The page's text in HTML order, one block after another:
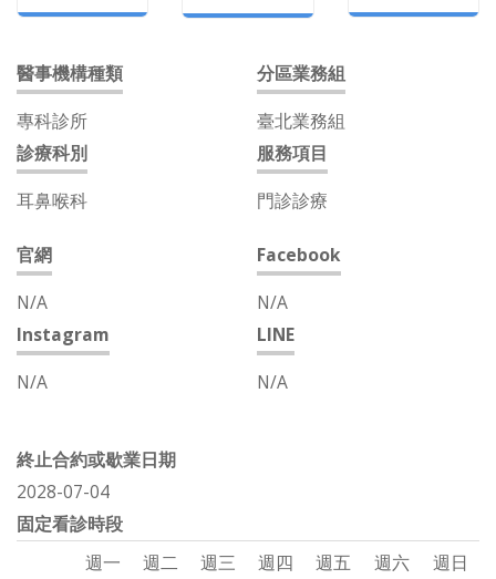
醫事機構種類
專科診所
分區業務組
臺北業務組
診療科別
耳鼻喉科
服務項目
門診診療
官網
N/A
Facebook
N/A
Instagram
N/A
LINE
N/A
終止合約或歇業日期
2028-07-04
固定看診時段
週一
週二 週三 週四 週五 週六
週日